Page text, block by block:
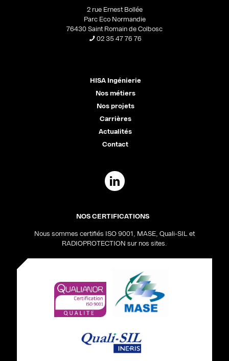
2 rue Ernest Bollée
Parc Eco Normandie
76430 Saint Romain de Colbosc
02 35 47 76 76
HISA Ingénierie
Nos métiers
Nos projets
Carrières
Actualités
Contact
NOS CERTIFICATIONS
Nous sommes certifiés ISO 9001, MASE, Quali-SIL et
RADIOPROTECTION sur nos sites.